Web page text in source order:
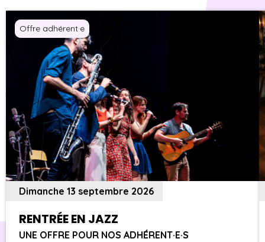
Complet
Offre adhérent·e
Dimanche 13 septembre 2026
RENTRÉE EN JAZZ
UNE OFFRE POUR NOS ADHÉRENT·E·S